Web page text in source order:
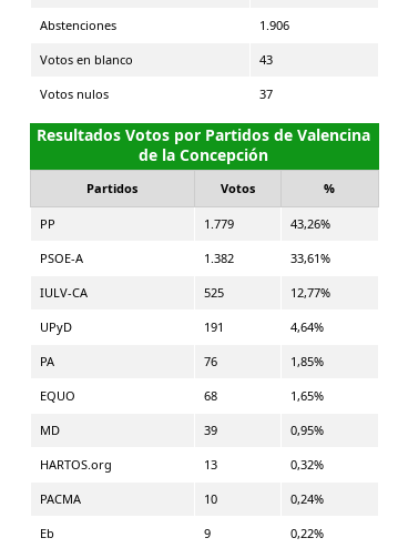
Abstenciones 1.906
Votos en blanco 43
Votos nulos 37
Resultados Votos por Partidos de Valencina
de la Concepción
Partidos Votos %
PP 1.779 43,26%
PSOE-A 1.382 33,61%
IULV-CA 525 12,77%
UPyD 191 4,64%
PA 76 1,85%
EQUO 68 1,65%
MD 39 0,95%
HARTOS.org 13 0,32%
PACMA 10 0,24%
Eb 9 0,22%